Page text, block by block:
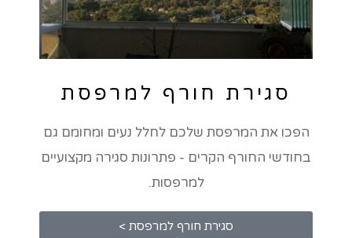
סגירת חורף למרפסת
הפכו את המרפסת שלכם לחלל נעים ומחומם גם
בחודשי החורף הקרים - פתרונות סגירה מקצועיים
למרפסות.
סגירת חורף למרפסת >